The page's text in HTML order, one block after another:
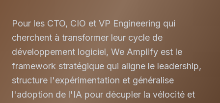
Pour les CTO, CIO et VP Engineering qui
cherchent à transformer leur cycle de
développement logiciel, We Amplify est le
framework stratégique qui aligne le leadership,
structure l'expérimentation et généralise
l'adoption de l'IA pour décupler la vélocité et